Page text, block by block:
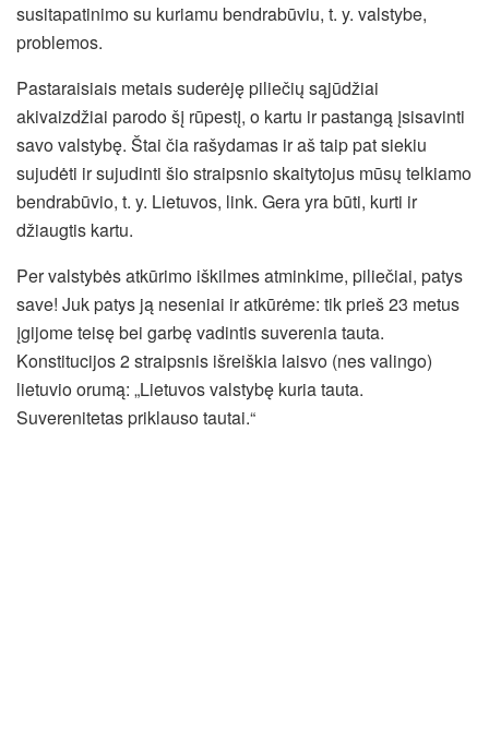
susitapatinimo su kuriamu bendrabūviu, t. y. valstybe,
problemos.
Pastaraisiais metais suderėję piliečių sąjūdžiai
akivaizdžiai parodo šį rūpestį, o kartu ir pastangą įsisavinti
savo valstybę. Štai čia rašydamas ir aš taip pat siekiu
sujudėti ir sujudinti šio straipsnio skaitytojus mūsų telkiamo
bendrabūvio, t. y. Lietuvos, link. Gera yra būti, kurti ir
džiaugtis kartu.
Per valstybės atkūrimo iškilmes atminkime, piliečiai, patys
save! Juk patys ją neseniai ir atkūrėme: tik prieš 23 metus
įgijome teisę bei garbę vadintis suverenia tauta.
Konstitucijos 2 straipsnis išreiškia laisvo (nes valingo)
lietuvio orumą: „Lietuvos valstybę kuria tauta.
Suverenitetas priklauso tautai.“